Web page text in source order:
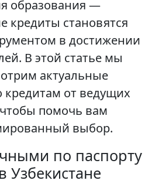
образования —
кредиты становятся
в достижении
В этой статье мы
актуальные
от ведущих
помочь вам
выбор.
по паспорту
Узбекистане